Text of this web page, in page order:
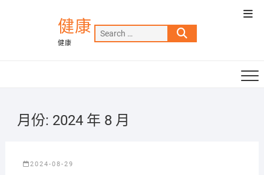
健康
健康
Search
…
月份: 2024 年 8 月
2024-08-29